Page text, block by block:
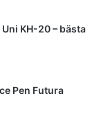
KH-20 – bästa
Pen Futura